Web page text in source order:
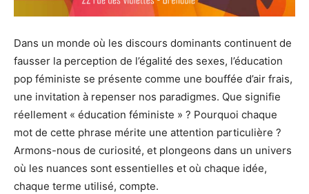
Dans un monde où les discours dominants continuent de
fausser la perception de l’égalité des sexes, l’éducation
pop féministe se présente comme une bouffée d’air frais,
une invitation à repenser nos paradigmes. Que signifie
réellement « éducation féministe » ? Pourquoi chaque
mot de cette phrase mérite une attention particulière ?
Armons-nous de curiosité, et plongeons dans un univers
où les nuances sont essentielles et où chaque idée,
chaque terme utilisé, compte.